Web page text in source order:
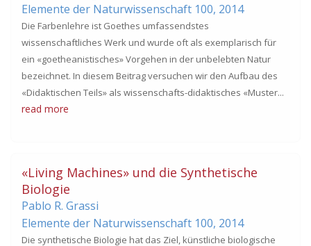
Elemente der Naturwissenschaft 100, 2014
Die Farbenlehre ist Goethes umfassendstes
wissenschaftliches Werk und wurde oft als exemplarisch für
ein «goetheanistisches» Vorgehen in der unbelebten Natur
bezeichnet. In diesem Beitrag versuchen wir den Aufbau des
«Didaktischen Teils» als wissenschafts-didaktisches «Muster...
read more
«Living Machines» und die Synthetische
Biologie
Pablo R. Grassi
Elemente der Naturwissenschaft 100, 2014
Die synthetische Biologie hat das Ziel, künstliche biologische